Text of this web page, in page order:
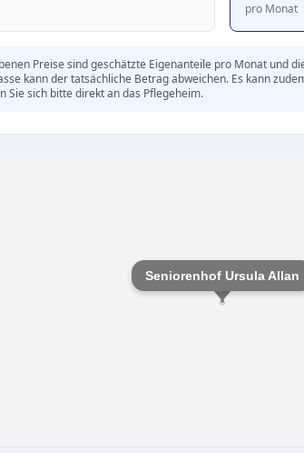
pro Monat
Preise sind geschätzte Eigenanteile pro Monat und
kann der tatsächliche Betrag abweichen. Es kann
Sie sich bitte direkt an das Pflegeheim.
Seniorenhof Ursula Allan